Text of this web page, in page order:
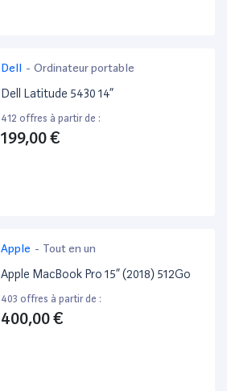
Dell - Ordinateur portable
Dell Latitude 5430 14”
412 offres à partir de :
199,00 €
Apple - Tout en un
Apple MacBook Pro 15” (2018) 512Go
403 offres à partir de :
400,00 €